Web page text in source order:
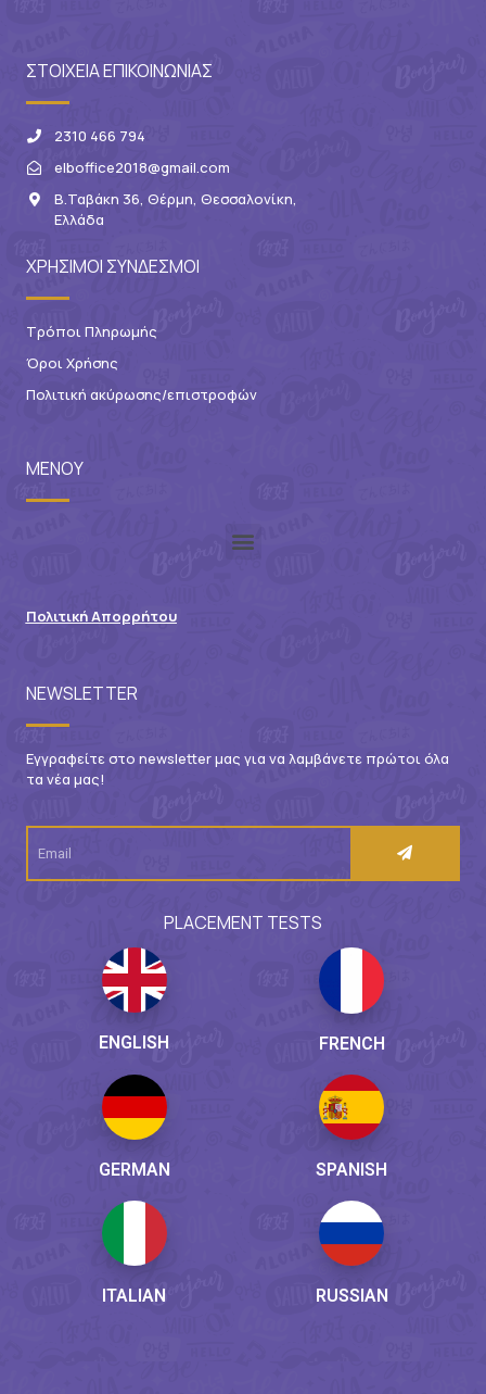
ΣΤΟΙΧΕΙΑ ΕΠΙΚΟΙΝΩΝΙΑΣ
2310 466 794
elboffice2018@gmail.com
Β.Ταβάκη 36, Θέρμη, Θεσσαλονίκη,
Ελλάδα
ΧΡΗΣΙΜΟΙ ΣΥΝΔΕΣΜΟΙ
Τρόποι Πληρωμής
Όροι Χρήσης
Πολιτική ακύρωσης/επιστροφών
ΜΕΝΟΥ
Πολιτική Απορρήτου
NEWSLETTER
Εγγραφείτε στο newsletter μας για να λαμβάνετε πρώτοι όλα
τα νέα μας!
PLACEMENT TESTS
ENGLISH FRENCH
GERMAN SPANISH
ITALIAN RUSSIAN